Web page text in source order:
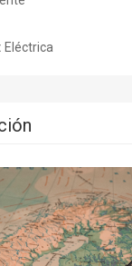
Eléctrica